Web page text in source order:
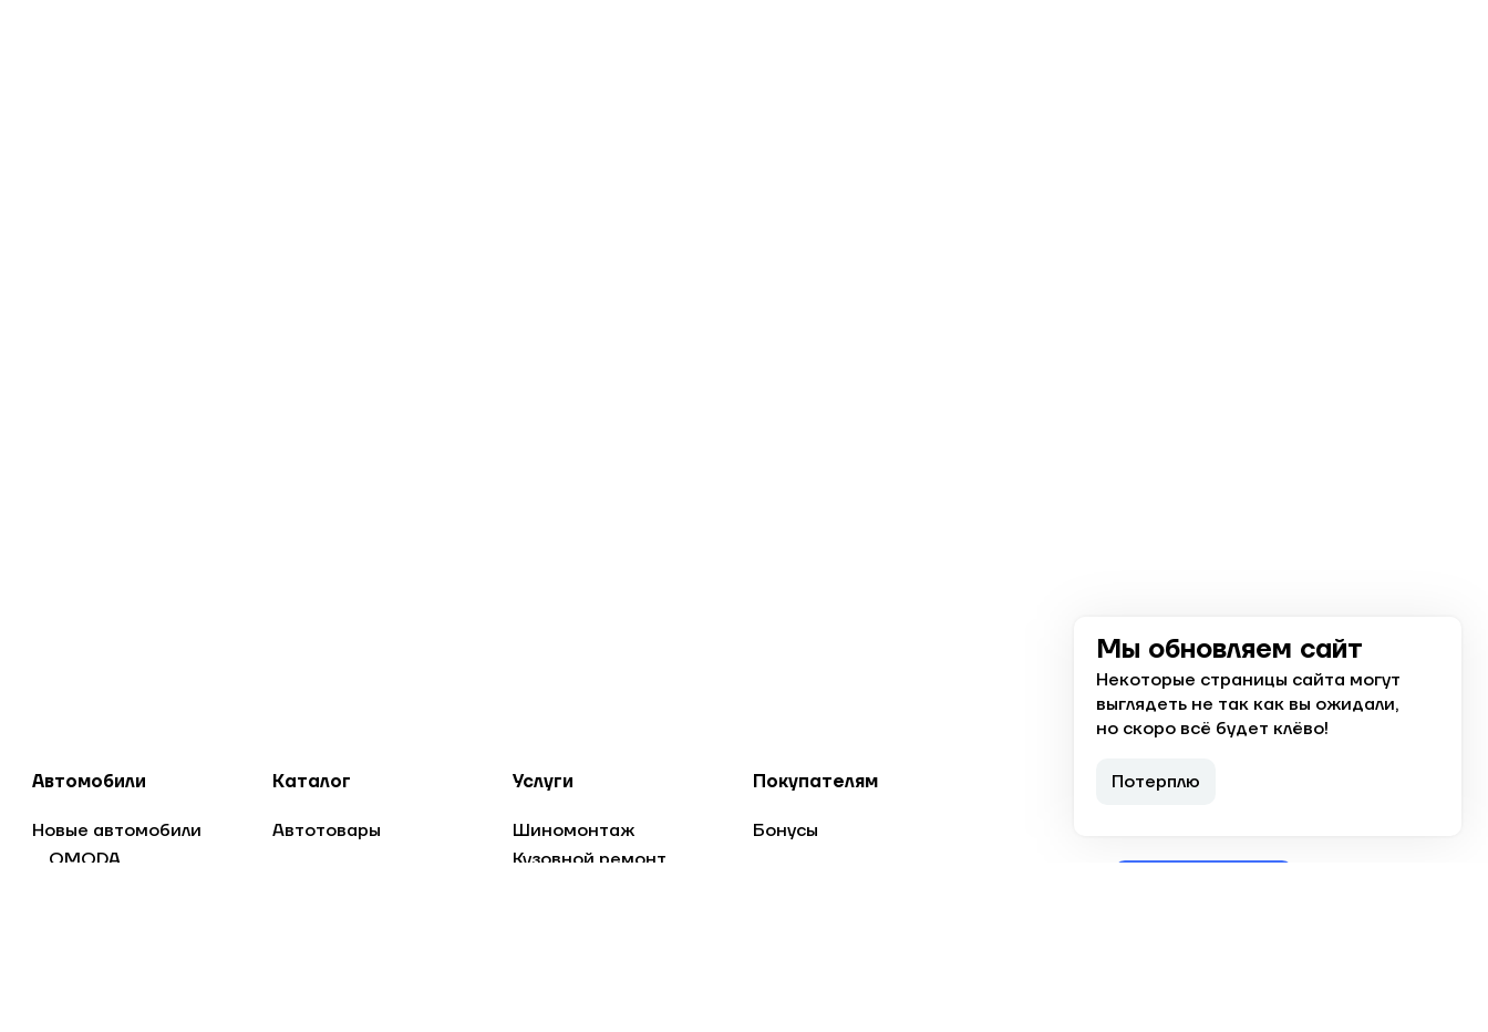
Автомобили
Новые автомобили
OMODA
Каталог
Автотовары
Услуги
Шиномонтаж
Кузовной ремонт
Покупателям
Бонусы
+7 (8512) 238 000
Мы обновляем сайт
Некоторые страницы сайта могут
выглядеть не так как вы ожидали,
но скоро всё будет клёво!
Потерплю